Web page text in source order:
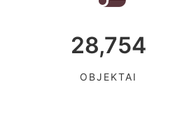
28,754
OBJEKTAI